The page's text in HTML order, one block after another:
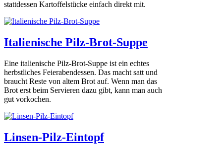
stattdessen Kartoffelstücke einfach direkt mit.
Italienische Pilz-Brot-Suppe
Eine italienische Pilz-Brot-Suppe ist ein echtes
herbstliches Feierabendessen. Das macht satt und
braucht Reste von altem Brot auf. Wenn man das
Brot erst beim Servieren dazu gibt, kann man auch
gut vorkochen.
Linsen-Pilz-Eintopf